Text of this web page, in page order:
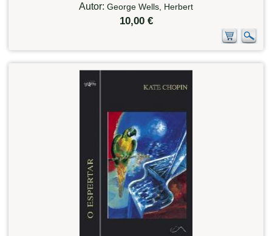
Autor: George Wells, Herbert
10,00 €